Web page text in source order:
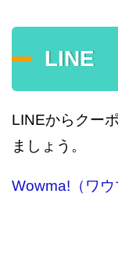
LINE
LINEからクー
ましょう。
Wowma!（ワ